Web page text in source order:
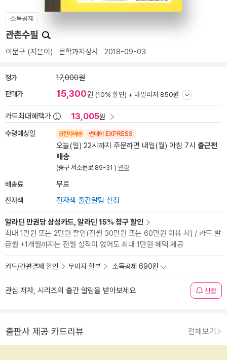
소득공제
관촌수필
이문구 (지은이) 문학과지성사 2018-09-03
정가 17,000원
판매가 15,300원 (10% 할인) + 마일리지 850원
카드최대혜택가 13,005원
수령예상일 양탄자배송 썬데이 EXPRESS
오늘(일) 22시까지 주문하면 내일(월) 아침 7시 출근전
배송
(중구 서소문로 89-31 ) 변경
배송료 무료
전자책 전자책 출간알림 신청
알라딘 만권당 삼성카드, 알라딘 15% 청구 할인
최대 1만원 또는 2만원 할인(전월 30만원 또는 60만원 이용 시) / 카드 발
급월 +1개월까지는 전월 실적이 없어도 최대 1만원 혜택 제공
카드/간편결제 할인 무이자 할부 소득공제 690원
관심 저자, 시리즈의 출간 알림을 받아보세요 신청
출판사 제공 카드리뷰 전체보기